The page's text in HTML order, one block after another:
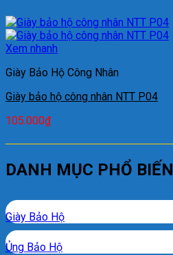
Xem nhanh
Giày Bảo Hộ Công Nhân
Giày bảo hộ công nhân NTT P04
105.000₫
DANH MỤC PHỔ BIẾN
Giày Bảo Hộ
Ủng Bảo Hộ